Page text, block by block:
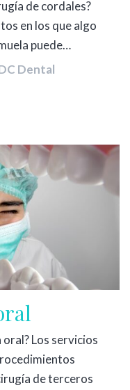
de cordales?
en los que algo
puede…
Dental
oral? Los servicios
de terceros